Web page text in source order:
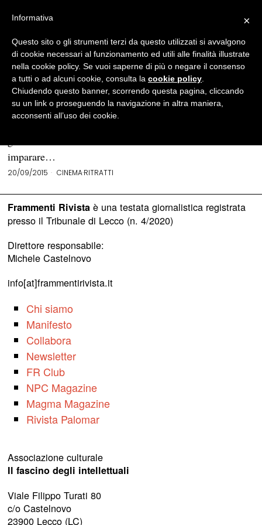
BROWSE TAG
icona
James Dean, il “ribelle di Hollywood”
«Un attore deve interpretare la vita e, per farlo, deve
imparare…
20/09/2015 CINEMA·RITRATTI
Frammenti Rivistaè una testata giornalistica registrata
presso il Tribunale di Lecco (n. 4/2020)
Direttore responsabile:
Michele Castelnovo
info[at]frammentirivista.it
Chi siamo
Manifesto
Collabora
Newsletter
FR Club
NPC Magazine
Magma Magazine
Rivista Palomar
Associazione culturale
Il fascino degli intellettuali
Viale Filippo Turati 80
c/o Castelnovo
23900 Lecco (LC)
×
Informativa
Questo sito o gli strumenti terzi da questo utilizzati si avvalgono
di cookie necessari al funzionamento ed utili alle finalità illustrate
nella cookie policy. Se vuoi saperne di più o negare il consenso
a tutti o ad alcuni cookie, consulta la cookie policy
Chiudendo questo banner, scorrendo questa pagina, cliccando
su un link o proseguendo la navigazione in altra maniera,
acconsenti all’uso dei cookie.